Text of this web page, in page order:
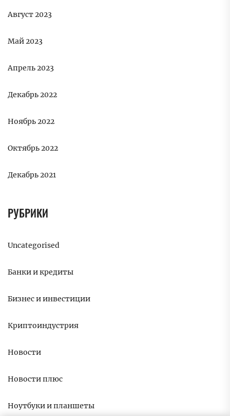
Август 2023
Май 2023
Апрель 2023
Декабрь 2022
Ноябрь 2022
Октябрь 2022
Декабрь 2021
РУБРИКИ
Uncategorised
Банки и кредиты
Бизнес и инвестиции
Криптоиндустрия
Новости
Новости плюс
Ноутбуки и планшеты